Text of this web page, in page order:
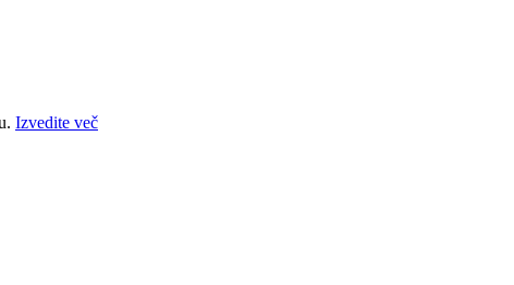
Izvedite več